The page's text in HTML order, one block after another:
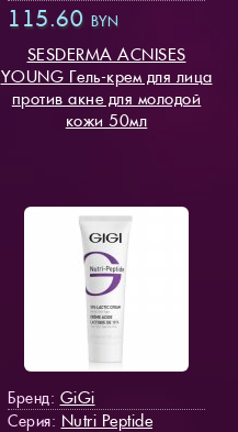
115.60 BYN
SESDERMA ACNISES
YOUNG Гель-крем для лица
против акне для молодой
кожи 50мл
Бренд: GiGi
Серия: Nutri Peptide